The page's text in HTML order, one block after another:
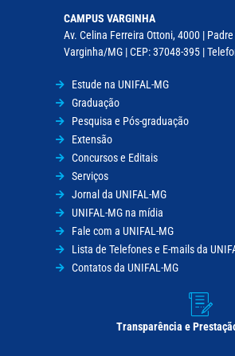
CAMPUS VARGINHA
Av. Celina Ferreira Ottoni, 4000 |
Varginha/MG | CEP: 37048-395 |
Estude na UNIFAL-MG
Graduação
Pesquisa e Pós-graduação
Extensão
Concursos e Editais
Serviços
Jornal da UNIFAL-MG
UNIFAL-MG na mídia
Fale com a UNIFAL-MG
Lista de Telefones e E-mails da
Contatos da UNIFAL-MG
Transparência e